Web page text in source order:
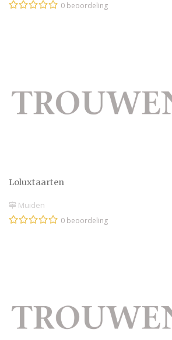
0 beoordeling
Loluxtaarten
Muiden
0 beoordeling